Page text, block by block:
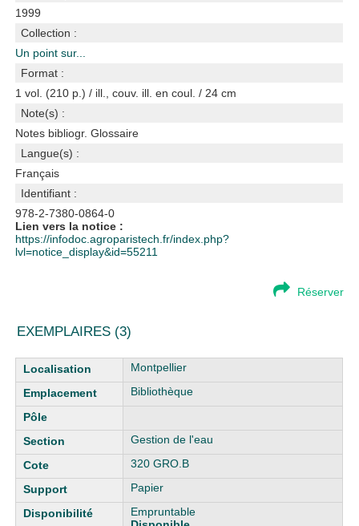
1999
Collection :
Un point sur...
Format :
1 vol. (210 p.) / ill., couv. ill. en coul. / 24 cm
Note(s) :
Notes bibliogr. Glossaire
Langue(s) :
Français
Identifiant :
978-2-7380-0864-0
Lien vers la notice :
https://infodoc.agroparistech.fr/index.php?
lvl=notice_display&id=55211
Réserver
EXEMPLAIRES (3)
Liste des exemplaires
Montpellier
Bibliothèque
Gestion de l'eau
320 GRO.B
Papier
Empruntable